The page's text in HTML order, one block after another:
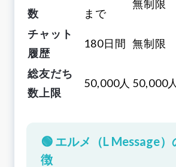
数
まで
無制限
チャット
履歴
180日間 無制限
総友だち
数上限
50,000人 50,000人
🟢 エルメ（L Message
徴